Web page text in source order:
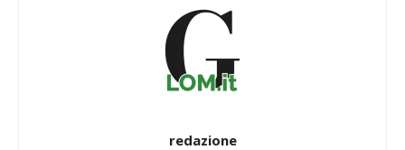
redazione